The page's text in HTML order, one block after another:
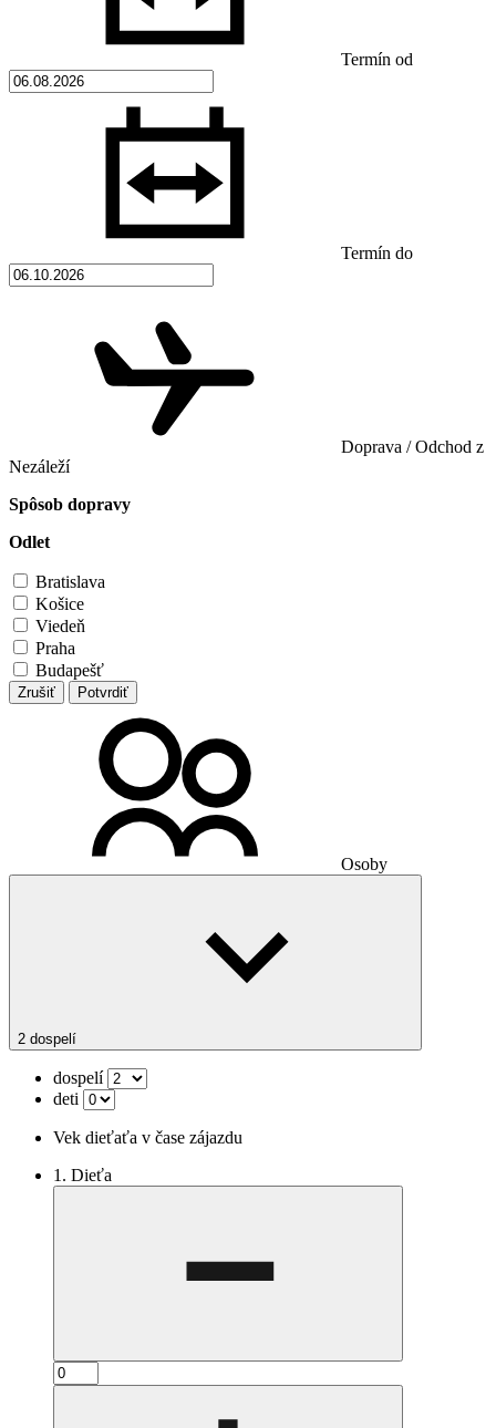
Termín od
Termín do
Doprava / Odchod z
Nezáleží
Spôsob dopravy
Odlet
Bratislava
Košice
Viedeň
Praha
Budapešť
Zrušiť Potvrdiť
Osoby
2 dospelí
dospelí
deti
Vek dieťaťa v čase zájazdu
1. Dieťa